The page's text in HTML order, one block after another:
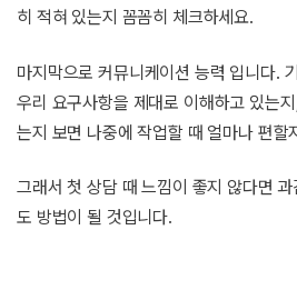
히 적혀 있는지 꼼꼼히 체크하세요.
마지막으로 커뮤니케이션 능력 입니다.
우리 요구사항을 제대로 이해하고 있는
는지 보면 나중에 작업할 때 얼마나 편할
그래서 첫 상담 때 느낌이 좋지 않다면
도 방법이 될 것입니다.